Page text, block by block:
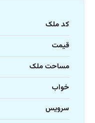
کد ملک
قیمت
مساحت ملک
خواب
سرویس